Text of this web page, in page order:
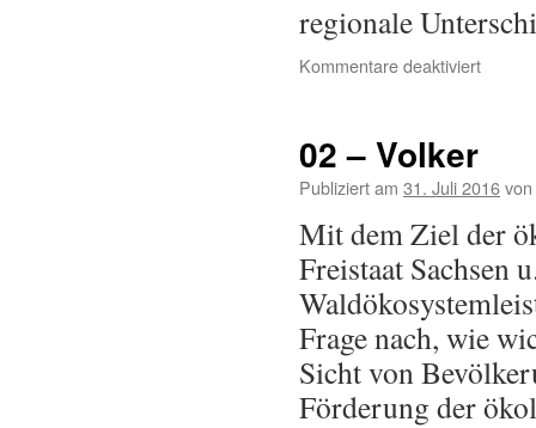
regionale
Kommentare deaktiviert
02 – Volker
Publiziert am 31. Juli 2016von
Mit dem Ziel der
Freistaat Sachsen
Frage nach, wie
Sicht von
Förderung der